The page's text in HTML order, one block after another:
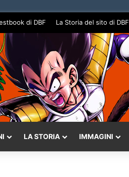
di DBF La Storia del sito di DBF
LA STORIA IMMAGINI